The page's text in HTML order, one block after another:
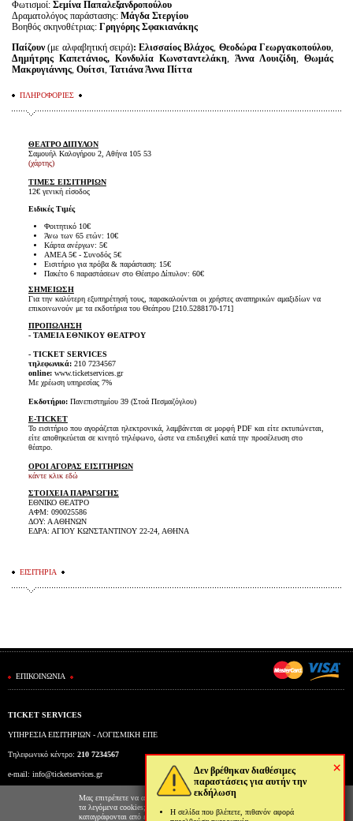
×
Δεν βρέθηκαν διαθέσιμες
παραστάσεις για αυτήν την
εκδήλωση
Η σελίδα που βλέπετε, πιθανόν αφορά
Φωτισμοί: Σεμίνα Παπαλεξανδροπούλου
Δραματολόγος παράστασης: Μάγδα Στεργίου
Βοηθός σκηνοθέτριας: Γρηγόρης Σφακιανάκης
Παίζουν(με αλφαβητική σειρά): Ελισσαίος Βλάχος Θεοδώρα Γεωργακοπούλου
Δημήτρης Καπετάνιος, Κονδυλία Κωνσταντελάκη Άννα Λουιζίδη
Θωμάς
Μακρυγιάννης Ουίτσι Τατιάνα Άννα Πίττα
ΠΛΗΡΟΦΟΡΙΕΣ
ΘΕΑΤΡΟ ΔΙΠΥΛΟΝ
Σαμουήλ Καλογήρου 2, Αθήνα 105 53
(χάρτης)
ΤΙΜΕΣ ΕΙΣΙΤΗΡΙΩΝ
12€ γενική είσοδος
Ειδικές Τιμές
Φοιτητικό 10€
Άνω των 65 ετών: 10€
Κάρτα ανέργων: 5€
ΑΜΕΑ 5€ - Συνοδός 5€
Εισιτήριο για πρόβα & παράσταση: 15€
Πακέτο 6 παραστάσεων στο Θέατρο Δίπυλον: 60€
ΣΗΜΕΙΩΣΗ
Για την καλύτερη εξυπηρέτησή τους, παρακαλούνται οι χρήστες αναπηρικών αμαξιδίων να
επικοινωνούν με τα εκδοτήρια του Θεάτρου [210.5288170-171]
ΠΡΟΠΩΛΗΣΗ
- ΤΑΜΕΙΑ ΕΘΝΙΚΟΥ ΘΕΑΤΡΟΥ
- TICKET SERVICES
τηλεφωνικά:210 7234567
online:www.ticketservices.gr
Με χρέωση υπηρεσίας 7%
Εκδοτήριο:Πανεπιστημίου 39 (Στοά Πεσμαζόγλου)
E-TICKET
Το εισιτήριο που αγοράζεται ηλεκτρονικά, λαμβάνεται σε μορφή PDF και είτε εκτυπώνεται,
είτε αποθηκεύεται σε κινητό τηλέφωνο, ώστε να επιδειχθεί κατά την προσέλευση στο
θέατρο.
ΟΡΟΙ ΑΓΟΡΑΣ ΕΙΣΙΤΗΡΙΩΝ
κάντε κλικ εδώ
ΣΤΟΙΧΕΙΑ ΠΑΡΑΓΩΓΗΣ
ΕΘΝΙΚΟ ΘΕΑΤΡΟ
ΑΦΜ: 090025586
ΔΟΥ: Α ΑΘΗΝΩΝ
ΕΔΡΑ: ΑΓΙΟΥ ΚΩΝΣΤΑΝΤΙΝΟΥ 22-24, ΑΘΗΝΑ
ΕΙΣΙΤΗΡΙΑ
ΕΠΙΚΟΙΝΩΝΙΑ
TICKET SERVICES
ΥΠΗΡΕΣΙΑ ΕΙΣΙΤΗΡΙΩΝ - ΛΟΓΙΣΜΙΚΗ ΕΠΕ
Τηλεφωνικό κέντρο: 210 7234567
e-mail: info@ticketservices.gr
Εκδοτήριο: Πανεπιστημίου 39 (Στοά Πεσμαζόγλου), Αθήνα
Ώρες λειτουργίας εκδοτηρίου: Δευ-Παρ: 9πμ-5μμ
Μας επιτρέπετε να αποθηκεύουμε στον φυλλομετρητή σας
τα λεγόμενα cookies; Με αυτόν τον τρόπο θα
καταγράφονται από εμάς και τρίτες συνεργαζόμενες